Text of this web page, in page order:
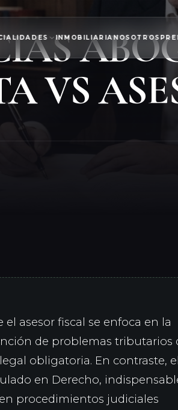
INMOBILIARIANOSOTROS
VS
asesor fiscal se enfoca en la
de problemas tributarios
obligatoria. En contraste, el
en Derecho,
procedimientos judiciales